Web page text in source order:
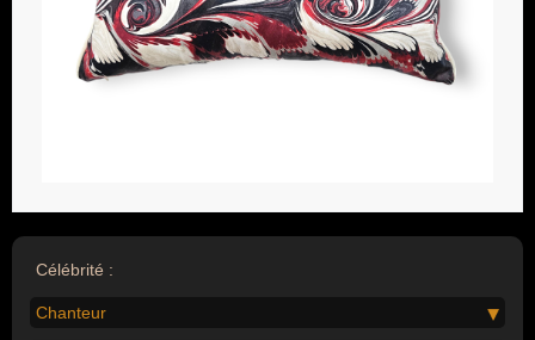
Célébrité :
Chanteur